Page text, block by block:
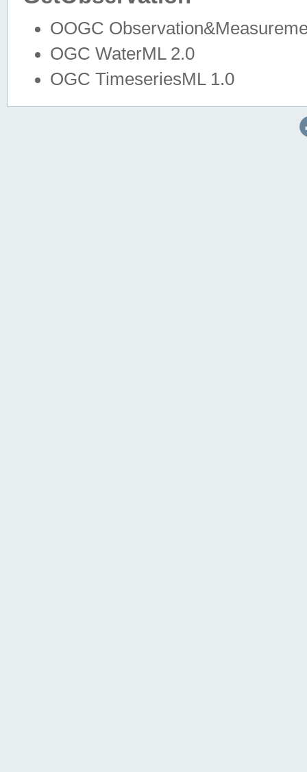
OOGC
OGC WaterML 2.0
OGC TimeseriesML 1.0